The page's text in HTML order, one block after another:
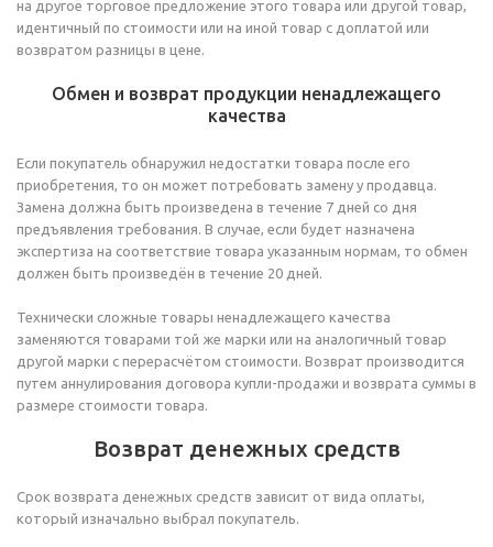
на другое торговое предложение этого товара или другой товар,
идентичный по стоимости или на иной товар с доплатой или
возвратом разницы в цене.
Обмен и возврат продукции ненадлежащего
качества
Если покупатель обнаружил недостатки товара после его
приобретения, то он может потребовать замену у продавца.
Замена должна быть произведена в течение 7 дней со дня
предъявления требования. В случае, если будет назначена
экспертиза на соответствие товара указанным нормам, то обмен
должен быть произведён в течение 20 дней.
Технически сложные товары ненадлежащего качества
заменяются товарами той же марки или на аналогичный товар
другой марки с перерасчётом стоимости. Возврат производится
путем аннулирования договора купли-продажи и возврата суммы в
размере стоимости товара.
Возврат денежных средств
Срок возврата денежных средств зависит от вида оплаты,
который изначально выбрал покупатель.